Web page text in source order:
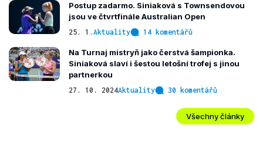
Postup zadarmo. Siniaková s Townsendovou
jsou ve čtvrtfinále Australian Open
25. 1. Aktuality 14 komentářů
Na Turnaj mistryň jako čerstvá šampionka.
Siniaková slaví i šestou letošní trofej s jinou
partnerkou
27. 10. 2024Aktuality 30 komentářů
Všechny články